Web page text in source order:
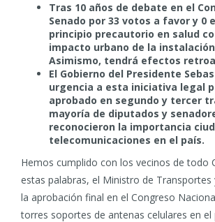
Tras 10 años de debate en el
Senado por 33 votos a favor y
principio precautorio en salud
impacto urbano de la
Asimismo, tendrá efectos
El Gobierno del Presidente
urgencia a esta iniciativa legal
aprobado en segundo y tercer
mayoría de diputados y
reconocieron la importancia
telecomunicaciones en el país.
Hemos cumplido con los vecinos de todo
estas palabras, el Ministro de
la aprobación final en el Congreso
torres soportes de antenas celulares en el